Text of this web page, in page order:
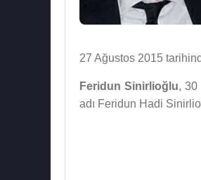
27 Ağustos 2015
Feridun Sinirlioğlu, 30
adı Feridun Hadi